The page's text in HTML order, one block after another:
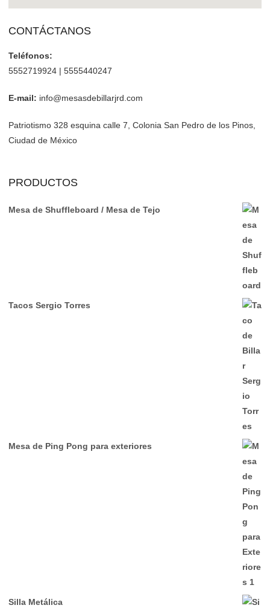
CONTÁCTANOS
Teléfonos:
5552719924 | 5555440247
E-mail: info@mesasdebillarjrd.com
Patriotismo 328 esquina calle 7, Colonia San Pedro de los Pinos,
Ciudad de México
PRODUCTOS
Mesa de Shuffleboard / Mesa de Tejo
Tacos Sergio Torres
Mesa de Ping Pong para exteriores
Silla Metálica